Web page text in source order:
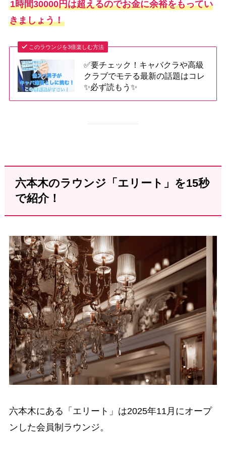
1時間30000円は超えるのでお金に余裕をもってい
きましょう！
このラウンジを3倍楽しむ方法
✅要チェック！キャバクラや高級
クラブでモテる最新の話題はコレ
✨必ず読もう✨
六本木のラウンジ「エリート」を15秒
で紹介！
六本木にある「エリート」は2025年11月にオープ
ンした会員制ラウンジ。